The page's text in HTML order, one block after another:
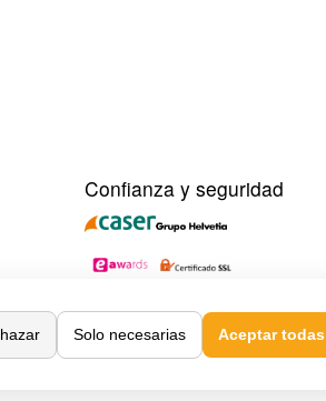
Confianza y seguridad
Solo necesarias Aceptar todas